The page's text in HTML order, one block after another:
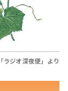
「ラジオ深夜便」より